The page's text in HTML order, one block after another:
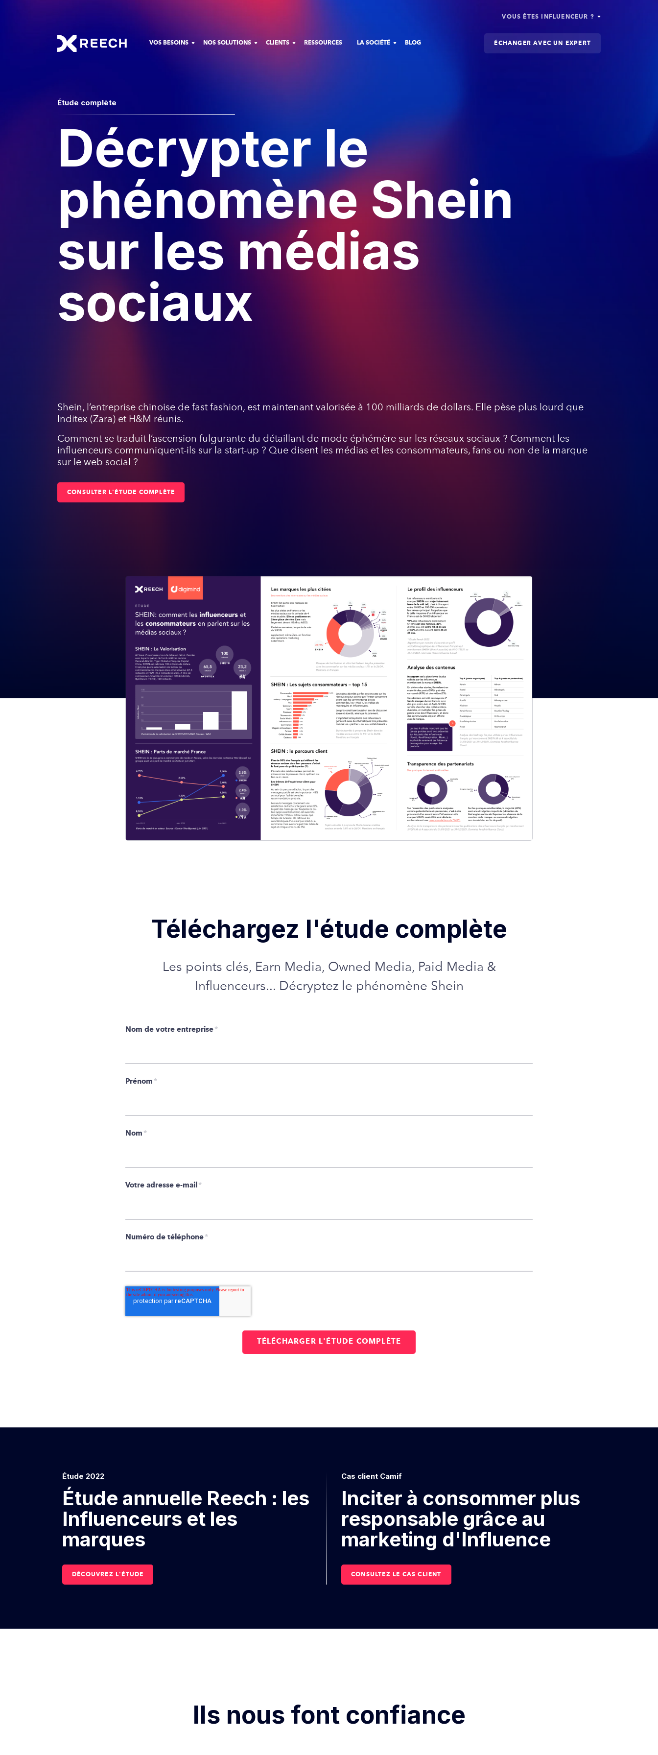
VOUS ÊTES INFLUENCEUR ?
VOS BESOINS NOS SOLUTIONS CLIENTS RESSOURCES LA SOCIÉTÉ BLOG ÉCHANGER AVEC UN EXPERT
Étude complète
Décrypter le
phénomène Shein
sur les médias
sociaux
Shein, l’entreprise chinoise de fast fashion, est maintenant valorisée à 100 milliards de dollars. Elle pèse plus lourd que
Inditex (Zara) et H&M réunis.
Comment se traduit l’ascension fulgurante du détaillant de mode éphémère sur les réseaux sociaux ? Comment les
influenceurs communiquent-ils sur la start-up ? Que disent les médias et les consommateurs, fans ou non de la marque
sur le web social ?
CONSULTER L'ÉTUDE COMPLÈTE
Téléchargez l'étude complète
Les points clés, Earn Media, Owned Media, Paid Media &
Influenceurs... Décryptez le phénomène Shein
Nom de votre entreprise *
Prénom *
Nom *
Votre adresse e-mail *
Numéro de téléphone *
Étude 2022
Étude annuelle Reech : les
Influenceurs et les
marques
DÉCOUVREZ L'ÉTUDE
Cas client Camif
Inciter à consommer plus
responsable grâce au
marketing d'Influence
CONSULTEZ LE CAS CLIENT
Ils nous font confiance